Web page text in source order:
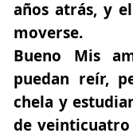
años atrás, y
moverse.
Bueno Mis
puedan reír,
chela y
de veinticuatro